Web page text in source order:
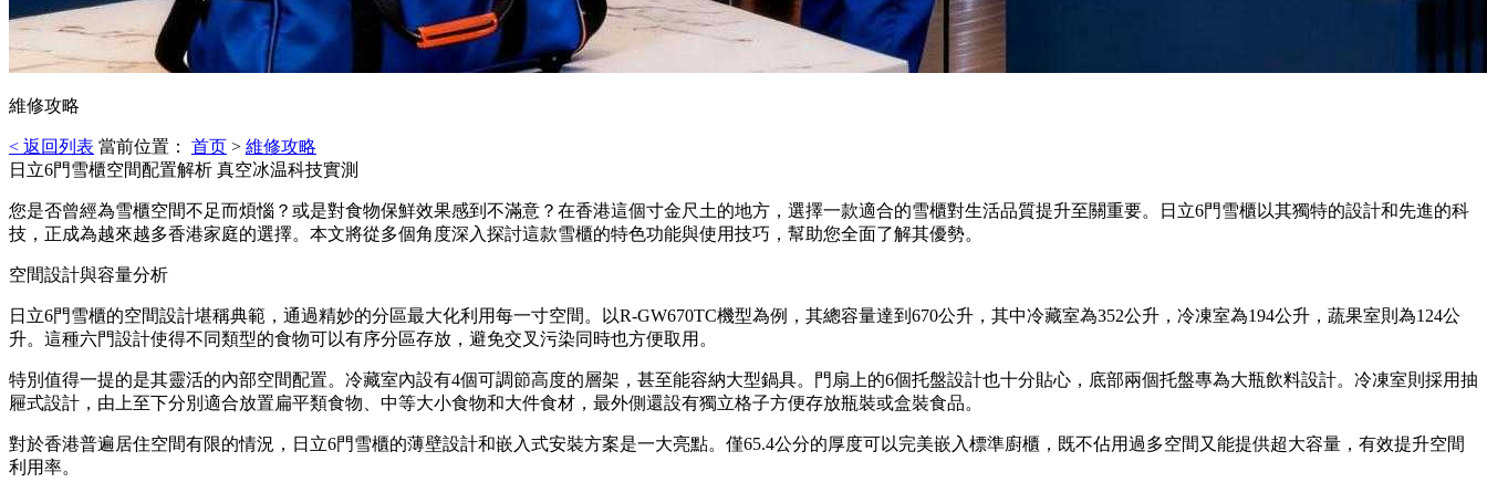
維修攻略
< 返回列表 當前位置： 首页 > 維修攻略
日立6門雪櫃空間配置解析 真空冰温科技實測
您是否曾經為雪櫃空間不足而煩惱？或是對食物保鮮效果感到不滿意？在香港這個寸金尺土的地方，選擇一款適合的雪櫃對生活品質提升至關重要。日立6門雪櫃以其獨特的設計和先進的科
技，正成為越來越多香港家庭的選擇。本文將從多個角度深入探討這款雪櫃的特色功能與使用技巧，幫助您全面了解其優勢。
空間設計與容量分析
日立6門雪櫃的空間設計堪稱典範，通過精妙的分區最大化利用每一寸空間。以R-GW670TC機型為例，其總容量達到670公升，其中冷藏室為352公升，冷凍室為194公升，蔬果室則為124公
升。這種六門設計使得不同類型的食物可以有序分區存放，避免交叉污染同時也方便取用。
特別值得一提的是其靈活的內部空間配置。冷藏室內設有4個可調節高度的層架，甚至能容納大型鍋具。門扇上的6個托盤設計也十分貼心，底部兩個托盤專為大瓶飲料設計。冷凍室則採用抽
屜式設計，由上至下分別適合放置扁平類食物、中等大小食物和大件食材，最外側還設有獨立格子方便存放瓶裝或盒裝食品。
對於香港普遍居住空間有限的情況，日立6門雪櫃的薄壁設計和嵌入式安裝方案是一大亮點。僅65.4公分的厚度可以完美嵌入標準廚櫃，既不佔用過多空間又能提供超大容量，有效提升空間
利用率。